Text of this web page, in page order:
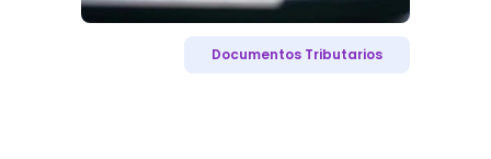
Documentos Tributarios